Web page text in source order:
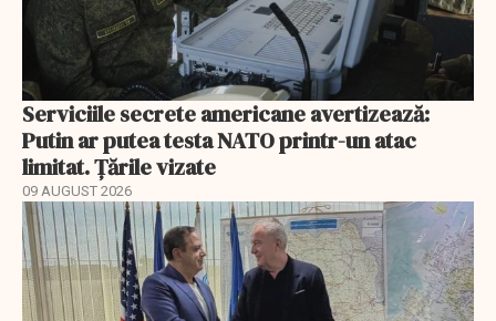
Serviciile secrete americane avertizează:
Putin ar putea testa NATO printr-un atac
limitat. Țările vizate
09 AUGUST 2026